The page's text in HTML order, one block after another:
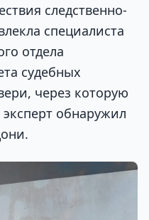
следственно-
специалиста
отдела
судебных
через которую
обнаружил